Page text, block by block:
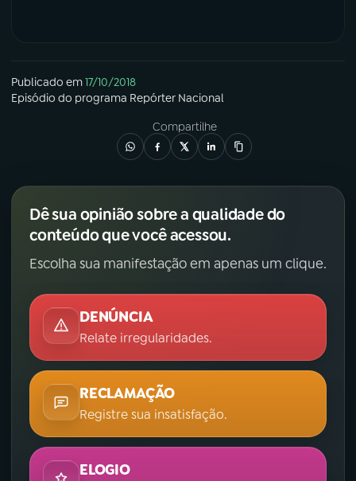
Publicado em17/10/2018
Episódio do programa Repórter Nacional
Compartilhe
Dê sua opinião sobre a qualidade do
conteúdo que você acessou.
Escolha sua manifestação em apenas um clique.
DENÚNCIA
Relate irregularidades.
RECLAMAÇÃO
Registre sua insatisfação.
ELOGIO